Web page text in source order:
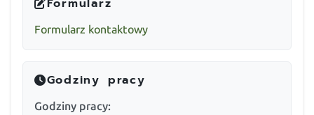
Formularz kontaktowy
Godziny pracy
Godziny pracy: